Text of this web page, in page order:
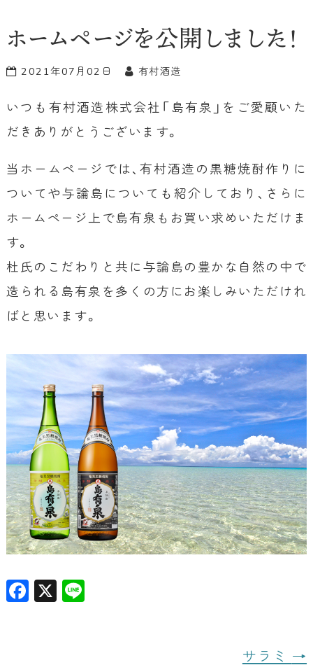
ホームページを公開しました！
2021年07月02日 有村酒造
いつも有村酒造株式会社「島有泉」をご愛顧いた
だきありがとうございます。
当ホームページでは、有村酒造の黒糖焼酎作りに
ついてや与論島についても紹介しており、さらに
ホームページ上で島有泉もお買い求めいただけま
す。
杜氏のこだわりと共に与論島の豊かな自然の中で
造られる島有泉を多くの方にお楽しみいただけれ
ばと思います。
F X Li
サラミ →